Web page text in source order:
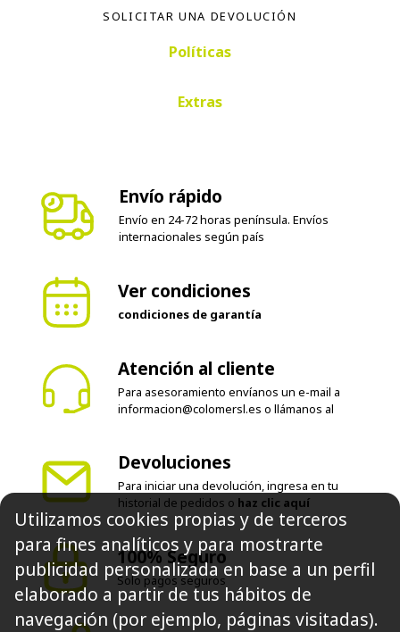
Políticas
Envío en 24-72 horas península. Envíos
internacionales según país
condiciones de garantía
Para asesoramiento envíanos un e-mail a
informacion@colomersl.es o llámanos al
Para iniciar una devolución, ingresa en tu
historial de pedidos o
100% Seguro
Solo pagos seguros
Síguenos
Utilizamos cookies propias y de terceros
para fines analíticos y para mostrarte
publicidad personalizada en base a un perfil
elaborado a partir de tus hábitos de
navegación (por ejemplo, páginas visitadas).